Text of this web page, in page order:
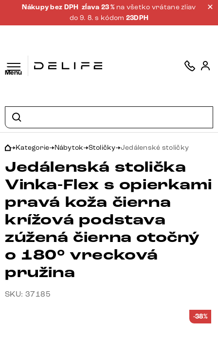
Nákupy bez DPH zĺava 23 % na všetko vrátane zliav
do 9. 8. s kódom 23DPH
Menu
Kategorie Nábytok Stoličky Jedálenské stoličky
Jedálenská stolička
Vinka-Flex s opierkami
pravá koža čierna
krížová podstava
zúžená čierna otočný
o 180° vrecková
pružina
SKU: 37185
-38%